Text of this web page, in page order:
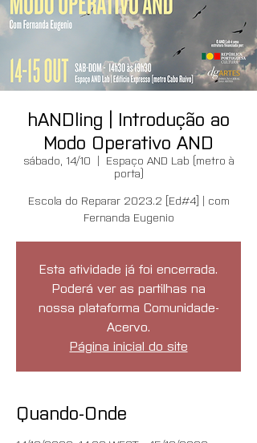
hANDling | Introdução ao
Modo Operativo AND
sábado, 14/10
  |
Espaço AND Lab (metro à
porta)
Escola do Reparar 2023.2 [Ed#4] | com
Fernanda Eugenio
Esta atividade já foi encerrada.
Poderá ver as partilhas na
nossa plataforma Comunidade-
Acervo.
Página inicial do site
Quando-Onde